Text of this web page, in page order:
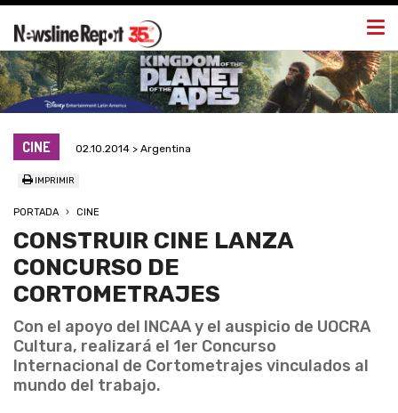
CINE 02.10.2014 > Argentina
IMPRIMIR
PORTADA CINE
CONSTRUIR CINE LANZA
CONCURSO DE
CORTOMETRAJES
Con el apoyo del INCAA y el auspicio de UOCRA
Cultura, realizará el 1er Concurso
Internacional de Cortometrajes vinculados al
mundo del trabajo.